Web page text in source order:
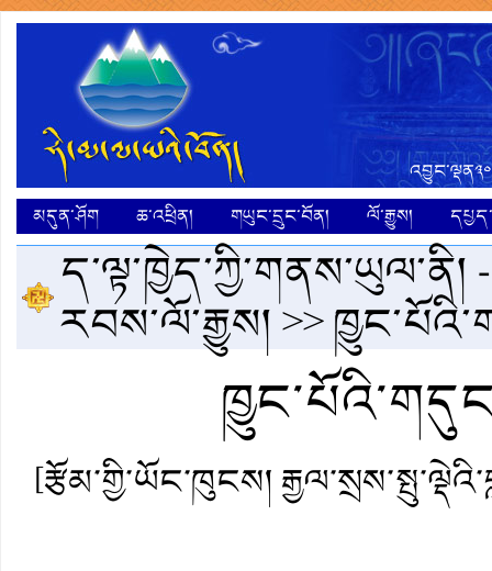
མདུན་ཤོག
ཆ་འཕྲིན། གཡུང་དྲུང་བོན། ལོ་རྒྱུས།
ད་ལྟ་ཁྱེད་ཀྱི་གནས་ཡུལ་ནི།
རབས་ལོ་རྒྱུས།>>
[རྩོམ་གྱི་ཡོང་ཁུངས།